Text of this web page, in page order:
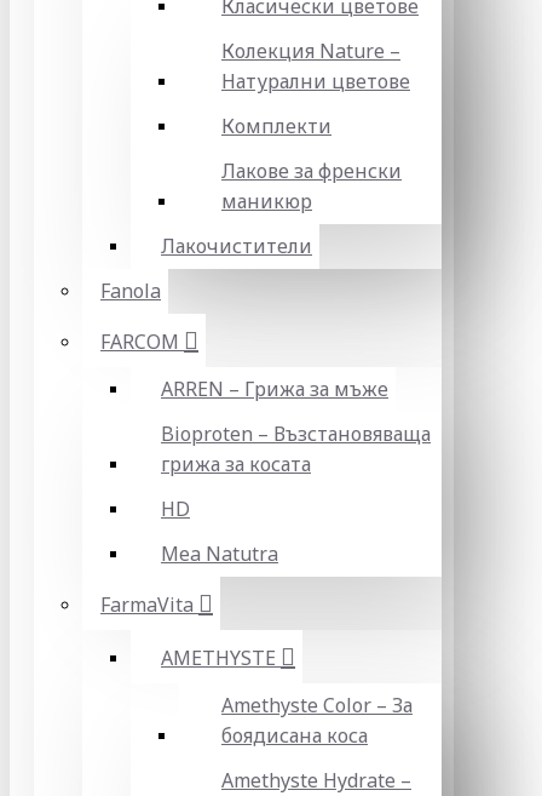
Класически цветове
Колекция Nature –
Натурални цветове
Комплекти
Лакове за френски
маникюр
Лакочистители
Fanola
FARCOM
ARREN – Грижа за мъже
Bioproten – Възстановяваща
грижа за косата
HD
Mea Natutra
FarmaVita
AMETHYSTE
Amethyste Color – За
боядисана коса
Amethyste Hydrate –